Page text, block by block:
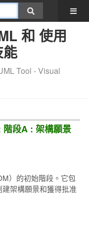
和 使用
Tool - Visual
段A : 架構願景
）的初始階段。它包
架構願景和獲得批准